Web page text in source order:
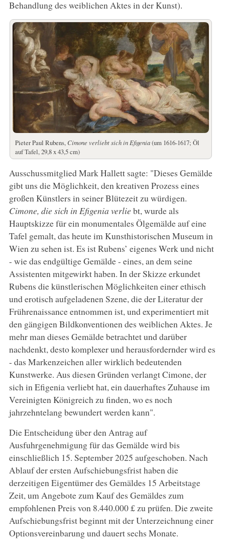
Behandlung des weiblichen Aktes in der Kunst).
Pieter Paul Rubens, Cimone verliebt sich in Efigenia(um 1616-1617; Öl
auf Tafel, 29,8 x 43,5 cm)
Ausschussmitglied Mark Hallett sagte: "Dieses Gemälde
gibt uns die Möglichkeit, den kreativen Prozess eines
großen Künstlers in seiner Blütezeit zu würdigen.
Cimone, die sich in Efigenia verliebt, wurde als
Hauptskizze für ein monumentales Ölgemälde auf eine
Tafel gemalt, das heute im Kunsthistorischen Museum in
Wien zu sehen ist. Es ist Rubens’ eigenes Werk und nicht
- wie das endgültige Gemälde - eines, an dem seine
Assistenten mitgewirkt haben. In der Skizze erkundet
Rubens die künstlerischen Möglichkeiten einer ethisch
und erotisch aufgeladenen Szene, die der Literatur der
Frührenaissance entnommen ist, und experimentiert mit
den gängigen Bildkonventionen des weiblichen Aktes. Je
mehr man dieses Gemälde betrachtet und darüber
nachdenkt, desto komplexer und herausfordernder wird es
- das Markenzeichen aller wirklich bedeutenden
Kunstwerke. Aus diesen Gründen verlangt Cimone, der
sich in Efigenia verliebt hat, ein dauerhaftes Zuhause im
Vereinigten Königreich zu finden, wo es noch
jahrzehntelang bewundert werden kann".
Die Entscheidung über den Antrag auf
Ausfuhrgenehmigung für das Gemälde wird bis
einschließlich 15. September 2025 aufgeschoben. Nach
Ablauf der ersten Aufschiebungsfrist haben die
derzeitigen Eigentümer des Gemäldes 15 Arbeitstage
Zeit, um Angebote zum Kauf des Gemäldes zum
empfohlenen Preis von 8.440.000 £ zu prüfen. Die zweite
Aufschiebungsfrist beginnt mit der Unterzeichnung einer
Optionsvereinbarung und dauert sechs Monate.